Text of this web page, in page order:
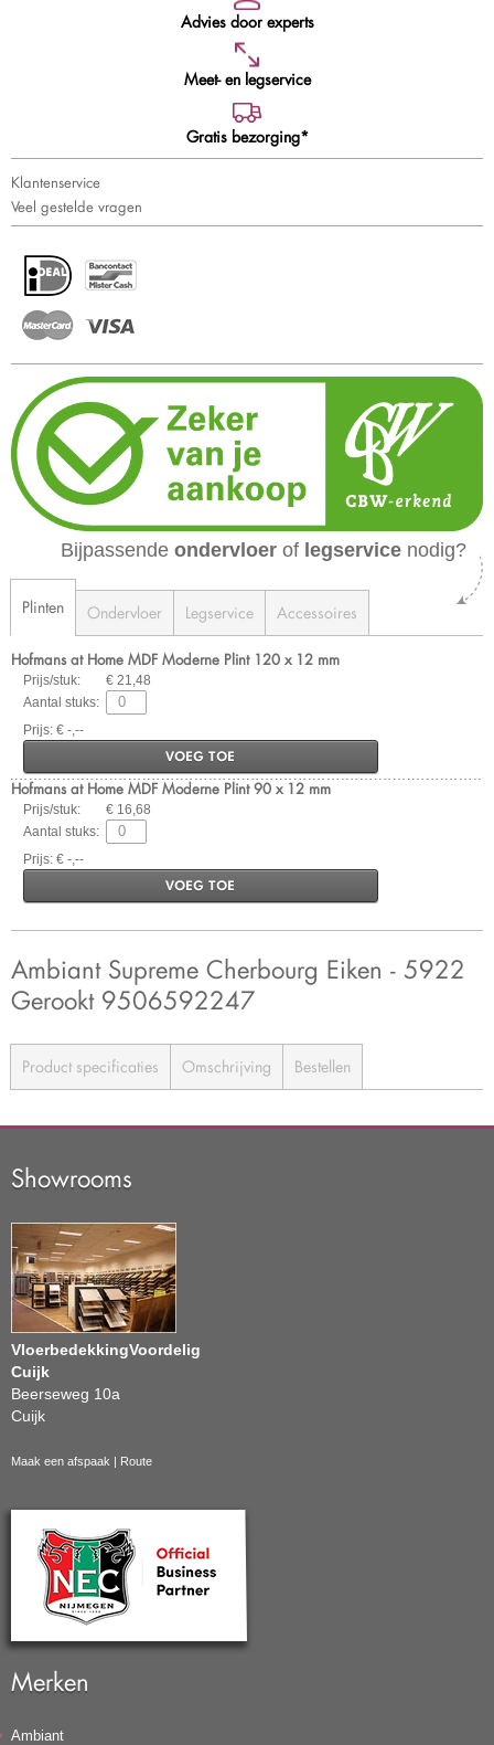
Advies door experts
Meet- en legservice
Gratis bezorging*
Klantenservice
Veel gestelde vragen
Bijpassende ondervloer of legservice nodig?
Plinten Ondervloer Legservice Accessoires
Hofmans at Home MDF Moderne Plint 120 x 12 mm
Prijs/stuk:
€ 21,48
Aantal stuks:
Prijs: € -,--
VOEG TOE
Hofmans at Home MDF Moderne Plint 90 x 12 mm
Prijs/stuk:
€ 16,68
Aantal stuks:
Prijs: € -,--
VOEG TOE
Ambiant Supreme Cherbourg Eiken - 5922
Gerookt 9506592247
Product specificaties Omschrijving Bestellen
Showrooms
VloerbedekkingVoordelig
Cuijk
Beerseweg 10a
Cuijk
Maak een afspaak | Route
Merken
Ambiant